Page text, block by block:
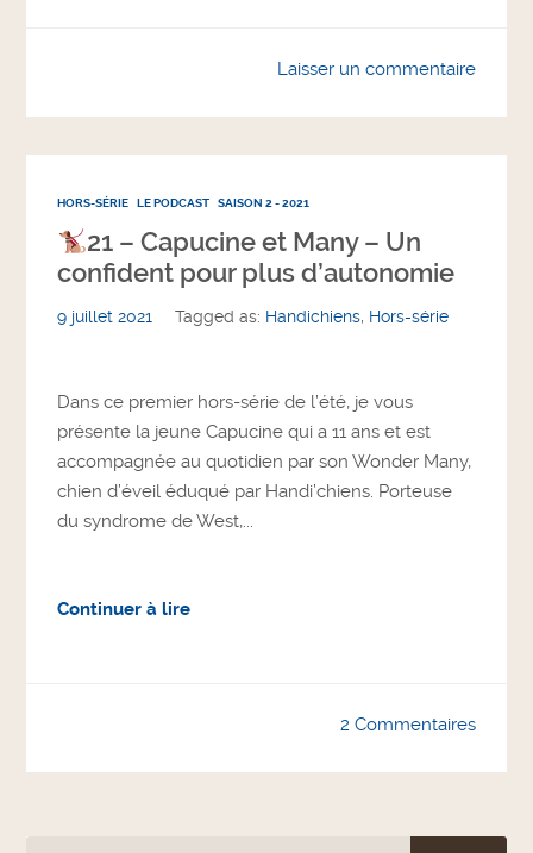
Laisser un commentaire
HORS-SÉRIE LE PODCAST SAISON 2 - 2021
21 – Capucine et Many – Un
confident pour plus d’autonomie
9 juillet 2021 Tagged as: Handichiens, Hors-série
Dans ce premier hors-série de l’été, je vous
présente la jeune Capucine qui a 11 ans et est
accompagnée au quotidien par son Wonder Many,
chien d’éveil éduqué par Handi’chiens. Porteuse
du syndrome de West,...
Continuer à lire
2 Commentaires